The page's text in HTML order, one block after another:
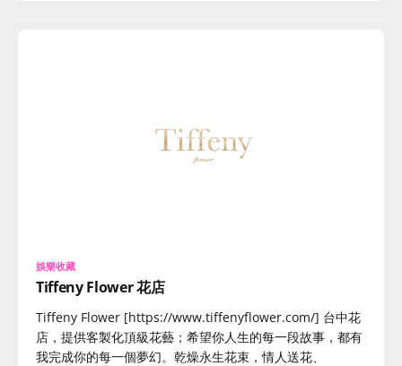
娛樂收藏
Tiffeny Flower 花店
Tiffeny Flower [https://www.tiffenyflower.com/] 台中花
店，提供客製化頂級花藝；希望你人生的每一段故事，都有
我完成你的每一個夢幻。乾燥永生花束，情人送花、